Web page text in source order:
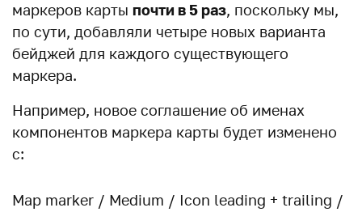
маркеров карты почти в 5 раз, поскольку мы,
по сути, добавляли четыре новых варианта
бейджей для каждого существующего
маркера.
Например, новое соглашение об именах
компонентов маркера карты будет изменено
с:
Map marker / Medium / Icon leading + trailing /